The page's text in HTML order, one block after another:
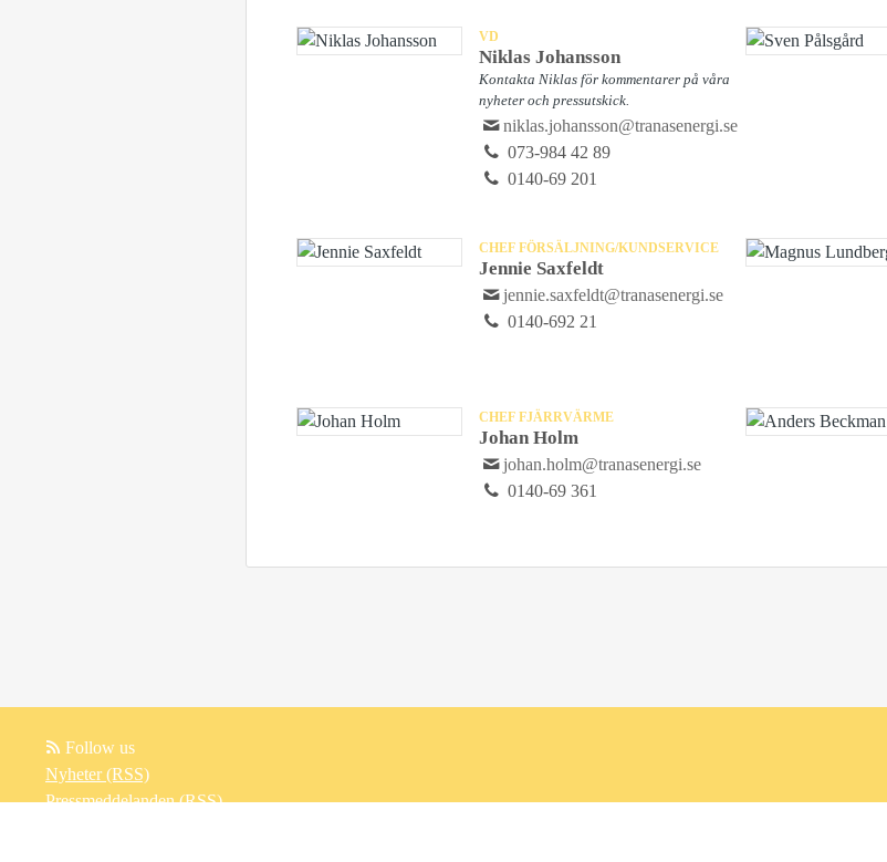
VD
Niklas Johansson
Kontakta Niklas för kommentarer på våra
nyheter och pressutskick.
niklas.johansson@tranasenergi.se
073-984 42 89
0140-69 201
CHEF FÖRSÄLJNING/KUNDSERVICE
Jennie Saxfeldt
jennie.saxfeldt@tranasenergi.se
0140-692 21
CHEF FJÄRRVÄRME
Johan Holm
johan.holm@tranasenergi.se
0140-69 361
Follow us
Nyheter (RSS)
Pressmeddelanden (RSS)